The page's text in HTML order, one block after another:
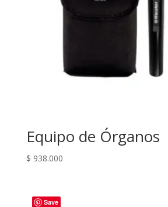
Equipo de Órganos
$ 938.000
Save